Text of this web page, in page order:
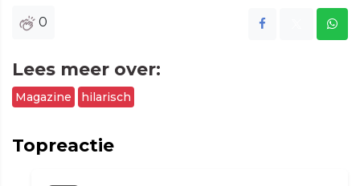
0
Lees meer over:
Magazine hilarisch
Topreactie